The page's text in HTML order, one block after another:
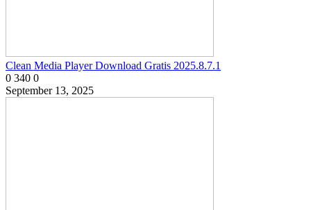
Clean Media Player Download Gratis 2025.8.7.1
0 340 0
September 13, 2025